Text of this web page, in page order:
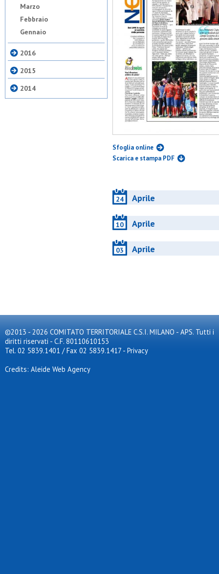
Marzo
Febbraio
Gennaio
2016
2015
2014
Sfoglia online
Scarica e stampa PDF
24 Aprile
10 Aprile
03 Aprile
©2013 - 2026 COMITATO TERRITORIALE C.S.I. MILANO - APS. Tutti i
diritti riservati - C.F. 80110610153
Tel. 02 5839.1401 / Fax 02 5839.1417 - Privacy
Credits: Aleide Web Agency